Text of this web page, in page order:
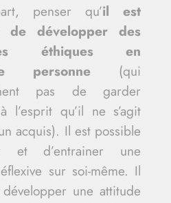
penser qu’il est
de développer des
éthiques en
personne (qui
pas de garder
l’esprit qu’il ne s’agit
acquis). Il est possible
et d’entrainer une
sur soi-même. Il
développer une attitude